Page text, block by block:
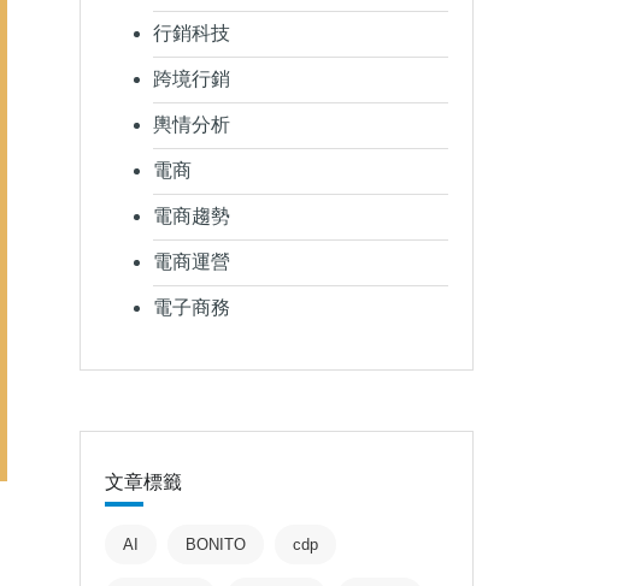
行銷科技
跨境行銷
輿情分析
電商
電商趨勢
電商運營
電子商務
文章標籤
AI BONITO cdp